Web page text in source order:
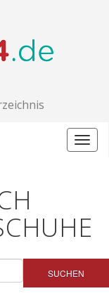
SUCHEN